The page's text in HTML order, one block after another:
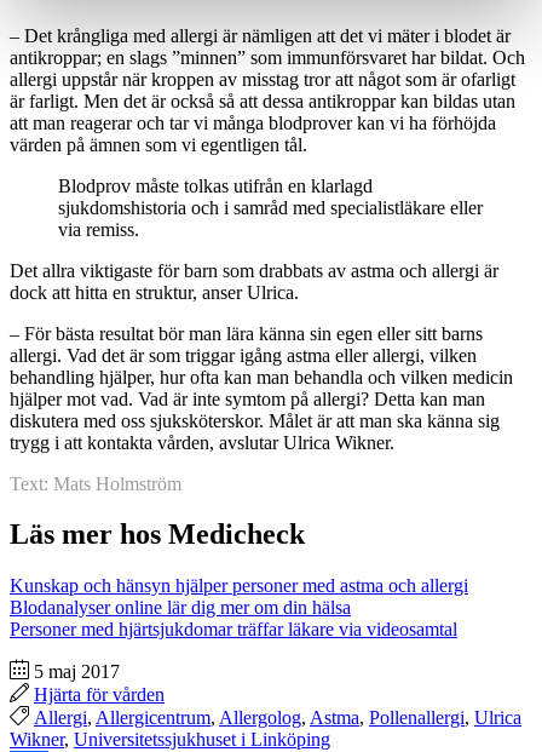
– Det krångliga med allergi är nämligen att det vi mäter i blodet är
antikroppar; en slags ”minnen” som immunförsvaret har bildat. Och
allergi uppstår när kroppen av misstag tror att något som är ofarligt
är farligt. Men det är också så att dessa antikroppar kan bildas utan
att man reagerar och tar vi många blodprover kan vi ha förhöjda
värden på ämnen som vi egentligen tål. ​
Blodprov måste tolkas utifrån en klarlagd
sjukdomshistoria och i samråd med specialistläkare eller
via remiss.
Det allra viktigaste för barn som drabbats av astma och allergi​ är
dock att hitta en struktur, anser Ulrica.
– För bästa resultat bör man lära känna sin egen eller sitt barns
allergi. ​Vad det är som triggar igång astma eller allergi, vilken
behandling hjälper, hur ofta kan man behandla och vilken medicin
hjälper mot vad. Vad är inte symtom på allergi? Detta kan man
diskutera med oss sjuksköterskor. Målet är att man ska känna sig
trygg i att kontakta vården, avslutar Ulrica Wikner.
Text: Mats Holmström
Läs mer hos Medicheck
Kunskap och hänsyn hjälper personer med astma och allergi
Blodanalyser online lär dig mer om din hälsa
Personer med hjärtsjukdomar träffar läkare via videosamtal
5 maj 2017
Hjärta för vården
Allergi, Allergicentrum, Allergolog, Astma, Pollenallergi, Ulrica
Wikner, Universitetssjukhuset i Linköping